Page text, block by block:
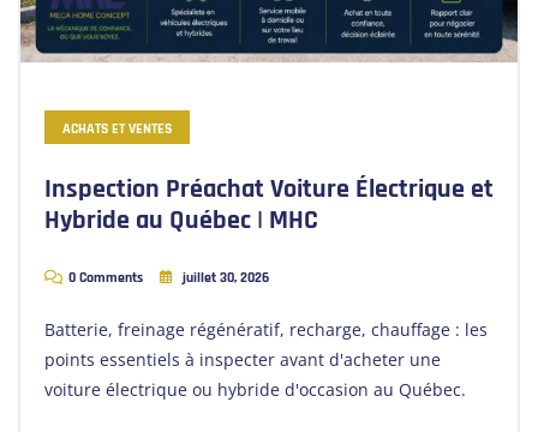
ACHATS ET VENTES
Inspection Préachat Voiture Électrique et
Hybride au Québec | MHC
0 Comments juillet 30, 2026
Batterie, freinage régénératif, recharge, chauffage : les
points essentiels à inspecter avant d'acheter une
voiture électrique ou hybride d'occasion au Québec.